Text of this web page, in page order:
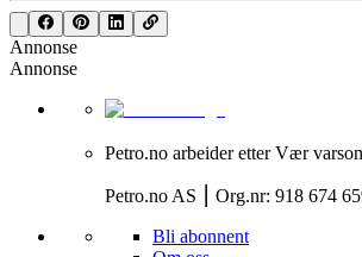
Annonse
Annonse
Petro.no arbeider etter Vær
Petro.no AS ⎮ Org.nr: 918 674
Bli abonnent